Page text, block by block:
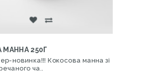
МАННА 250Г
новинка!!! Кокосова манна зі
ча..